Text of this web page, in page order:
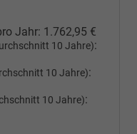
Jahr: 1.762,95 €
10 Jahre):
10 Jahre):
10 Jahre):